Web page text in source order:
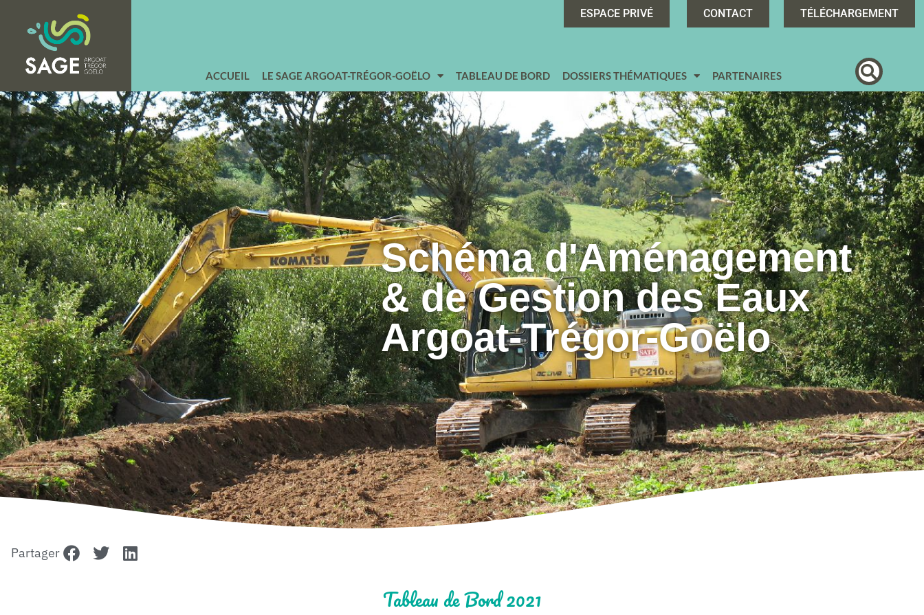
ESPACE PRIVÉ CONTACT TÉLÉCHARGEMENT
ACCUEIL LE SAGE ARGOAT-TRÉGOR-GOËLO TABLEAU DE BORD DOSSIERS THÉMATIQUES PARTENAIRES
Schéma d'Aménagement
& de Gestion des Eaux
Argoat-Trégor-Goëlo
Partager
Tableau de Bord 2021